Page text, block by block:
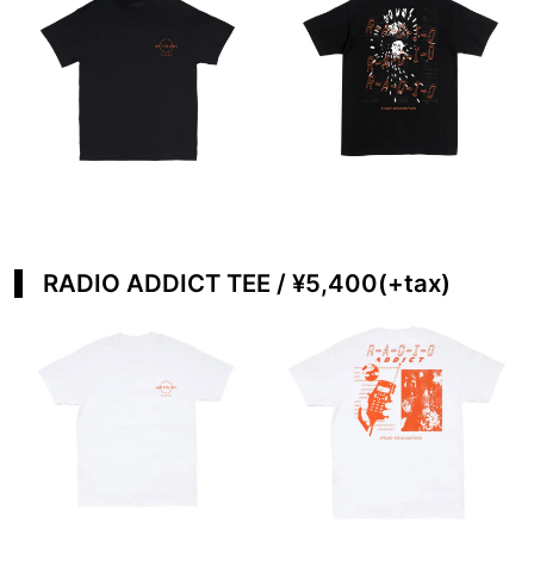
RADIO ADDICT TEE / ¥5,400(+tax)